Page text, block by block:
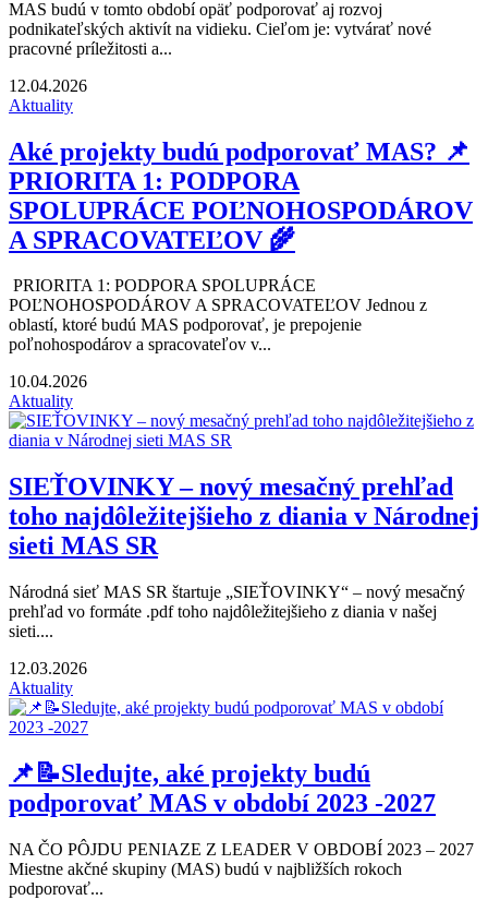
MAS budú v tomto období opäť podporovať aj rozvoj
podnikateľských aktivít na vidieku. Cieľom je: vytvárať nové
pracovné príležitosti a...
12.04.2026
Aktuality
Aké projekty budú podporovať MAS? 📌
PRIORITA 1: PODPORA
SPOLUPRÁCE POĽNOHOSPODÁROV
A SPRACOVATEĽOV 🌾
PRIORITA 1: PODPORA SPOLUPRÁCE
POĽNOHOSPODÁROV A SPRACOVATEĽOV Jednou z
oblastí, ktoré budú MAS podporovať, je prepojenie
poľnohospodárov a spracovateľov v...
10.04.2026
Aktuality
SIEŤOVINKY – nový mesačný prehľad
toho najdôležitejšieho z diania v Národnej
sieti MAS SR
Národná sieť MAS SR štartuje „SIEŤOVINKY“ – nový mesačný
prehľad vo formáte .pdf toho najdôležitejšieho z diania v našej
sieti....
12.03.2026
Aktuality
📌📝Sledujte, aké projekty budú
podporovať MAS v období 2023 -2027
NA ČO PÔJDU PENIAZE Z LEADER V OBDOBÍ 2023 – 2027
Miestne akčné skupiny (MAS) budú v najbližších rokoch
podporovať...